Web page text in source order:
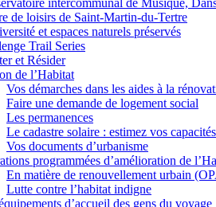
intercommunal de Musique,
de loisirs de Saint-Martin-du-Tertre
et espaces naturels préservés
Trail Series
et Résider
de l’Habitat
Vos démarches dans les aides à la
Faire une demande de logement social
Les permanences
Le cadastre solaire : estimez vos
Vos documents d’urbanisme
programmées d’amélioration de
En matière de renouvellement urbain
Lutte contre l’habitat indigne
d’accueil des gens du voyage